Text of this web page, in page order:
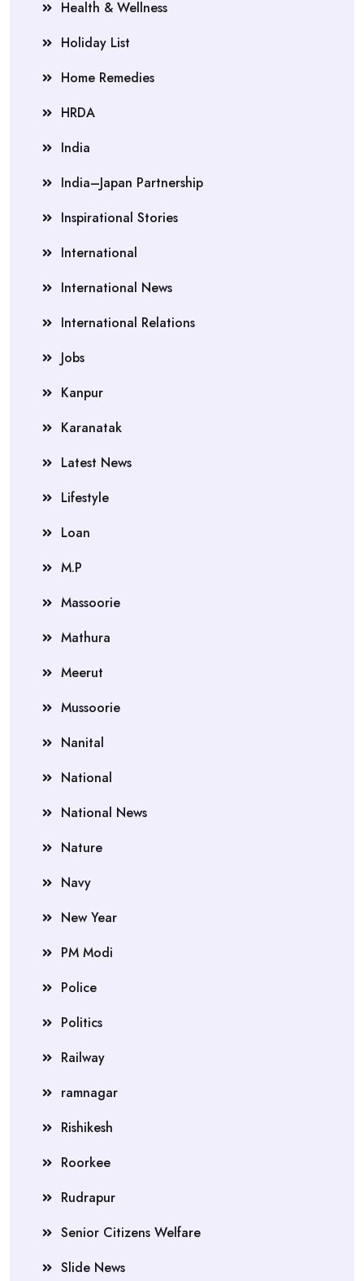
Health & Wellness
Holiday List
Home Remedies
HRDA
India
India–Japan Partnership
Inspirational Stories
International
International News
International Relations
Jobs
Kanpur
Karanatak
Latest News
Lifestyle
Loan
M.P
Massoorie
Mathura
Meerut
Mussoorie
Nanital
National
National News
Nature
Navy
New Year
PM Modi
Police
Politics
Railway
ramnagar
Rishikesh
Roorkee
Rudrapur
Senior Citizens Welfare
Slide News